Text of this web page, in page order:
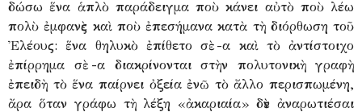
δώσω ἕνα ἁπλὸ παράδειγμα ποὺ κάνει αὐτὸ ποὺ λέω
πολὺ ἐμφανὲς καὶ ποὺ ἐπεσήμανα κατὰ τὴ διόρθωση τοῦ
Ἐλέους: ἕνα θηλυκὸ ἐπίθετο σὲ -α καὶ τὸ ἀντίστοιχο
ἐπίρρημα σὲ -α διακρίνονται στὴν πολυτονικὴ γραφὴ
ἐπειδὴ τὸ ἕνα παίρνει ὀξεία ἐνῶ τὸ ἄλλο περισπωμένη,
ἄρα ὅταν γράφω τὴ λέξη «ἀκαριαία» δὲν ἀναρωτιέσαι